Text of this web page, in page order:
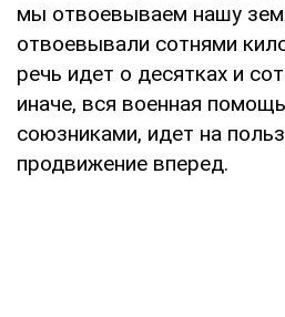
мы отвоевываем нашу
отвоевывали сотнями
речь идет о десятках и
иначе, вся военная
союзниками, идет на
продвижение вперед.